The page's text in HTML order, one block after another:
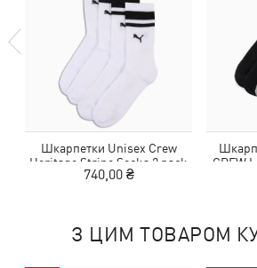
Шкарпетки Unisex Crew
Heritage Stripe Socks 2 pack
740,00 ₴
CREW
З ЦИМ ТОВАРОМ